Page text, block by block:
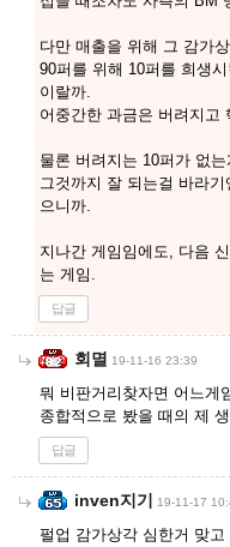
다만 매출을 위해 그 감가
90퍼를 위해 10퍼를 희생
이랄까.
어중간한 과금은 버려지고
물론 버려지는 10퍼가 없
그것까지 잘 되는걸 바라
으니까.
지나간 게임임에도, 다음
는 게임.
답글
회멸 19-11-16 23:39
뭐 비판거리찾자면 어느게
종합적으로 봤을 때의 제
답글
inven지기 19-11-17
펄업 감가상각 심한거 맞고